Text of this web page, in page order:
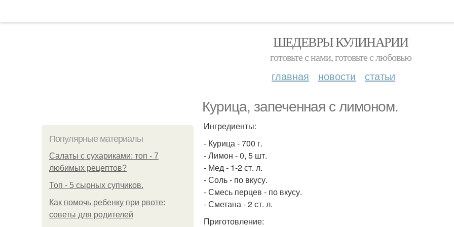
ШЕДЕВРЫ КУЛИНАРИИ
готовьте с нами, готовьте с любовью
главная новости статьи
Курица, запеченная с лимоном.
Популярные материалы
Салаты с сухариками: топ - 7
любимых рецептов?
Топ - 5 сырных супчиков.
Как помочь ребенку при рвоте:
советы для родителей
Ингредиенты:
- Курица - 700 г.
- Лимон - 0, 5 шт.
- Мед - 1-2 ст. л.
- Соль - по вкусу.
- Смесь перцев - по вкусу.
- Сметана - 2 ст. л.
Приготовление: